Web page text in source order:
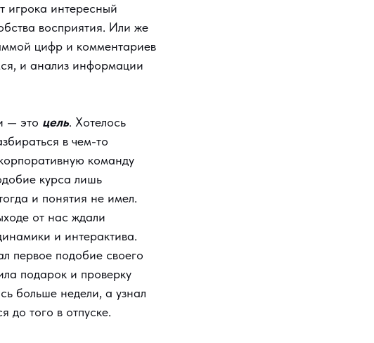
игрока интересный
восприятия. Или же
цифр и комментариев
и анализ информации
— это цель. Хотелось
в чем-то
команду
курса лишь
и понятия не имел.
от нас ждали
и интерактива.
первое подобие своего
подарок и проверку
больше недели, а узнал
до того в отпуске.